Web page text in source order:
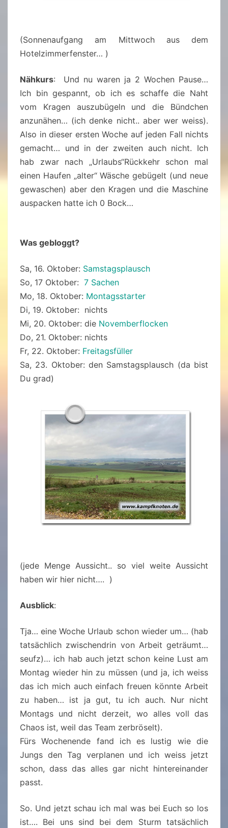
(Sonnenaufgang am Mittwoch aus dem
Hotelzimmerfenster… )
Nähkurs: Und nu waren ja 2 Wochen Pause…
Ich bin gespannt, ob ich es schaffe die Naht
vom Kragen auszubügeln und die Bündchen
anzunähen… (ich denke nicht.. aber wer weiss).
Also in dieser ersten Woche auf jeden Fall nichts
gemacht… und in der zweiten auch nicht. Ich
hab zwar nach „Urlaubs“Rückkehr schon mal
einen Haufen „alter“ Wäsche gebügelt (und neue
gewaschen) aber den Kragen und die Maschine
auspacken hatte ich 0 Bock…
Was gebloggt?
Sa, 16. Oktober: Samstagsplausch
So, 17 Oktober: 7 Sachen
Mo, 18. Oktober: Montagsstarter
Di, 19. Oktober: nichts
Mi, 20. Oktober: die Novemberflocken
Do, 21. Oktober: nichts
Fr, 22. Oktober: Freitagsfüller
Sa, 23. Oktober: den Samstagsplausch (da bist
Du grad)
(jede Menge Aussicht.. so viel weite Aussicht
haben wir hier nicht…. )
Ausblick:
Tja… eine Woche Urlaub schon wieder um… (hab
tatsächlich zwischendrin von Arbeit geträumt…
seufz)… ich hab auch jetzt schon keine Lust am
Montag wieder hin zu müssen (und ja, ich weiss
das ich mich auch einfach freuen könnte Arbeit
zu haben… ist ja gut, tu ich auch. Nur nicht
Montags und nicht derzeit, wo alles voll das
Chaos ist, weil das Team zerbröselt).
Fürs Wochenende fand ich es lustig wie die
Jungs den Tag verplanen und ich weiss jetzt
schon, dass das alles gar nicht hintereinander
passt.
So. Und jetzt schau ich mal was bei Euch so los
ist…. Bei uns sind bei dem Sturm tatsächlich